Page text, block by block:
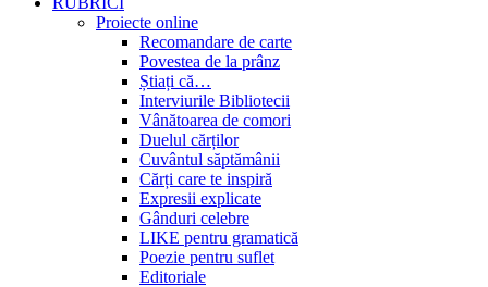
Proiecte online
Recomandare de carte
Povestea de la prânz
Știați că…
Interviurile Bibliotecii
Vânătoarea de comori
Duelul cărților
Cuvântul săptămânii
Cărți care te inspiră
Expresii explicate
Gânduri celebre
LIKE pentru gramatică
Poezie pentru suflet
Editoriale